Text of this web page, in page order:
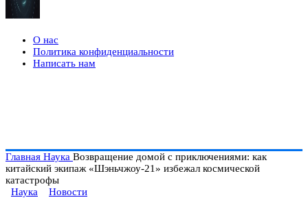
О нас
Политика конфиденциальности
Написать нам
Главная Наука Возвращение домой с приключениями: как
китайский экипаж «Шэньчжоу-21» избежал космической
катастрофы
Наука
Новости